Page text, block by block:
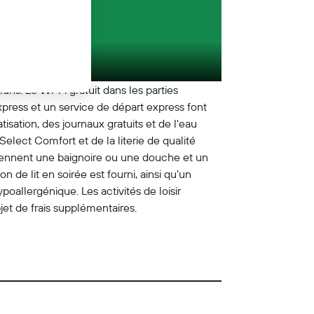
Le Wi-Fi gratuit dans les parties
et un service de départ express font
des journaux gratuits et de l'eau
Comfort et de la literie de qualité
une baignoire ou une douche et un
de lit en soirée est fourni, ainsi qu'un
Les activités de loisir
de frais supplémentaires.